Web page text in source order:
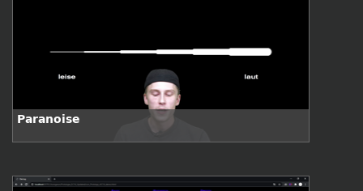
Paranoise